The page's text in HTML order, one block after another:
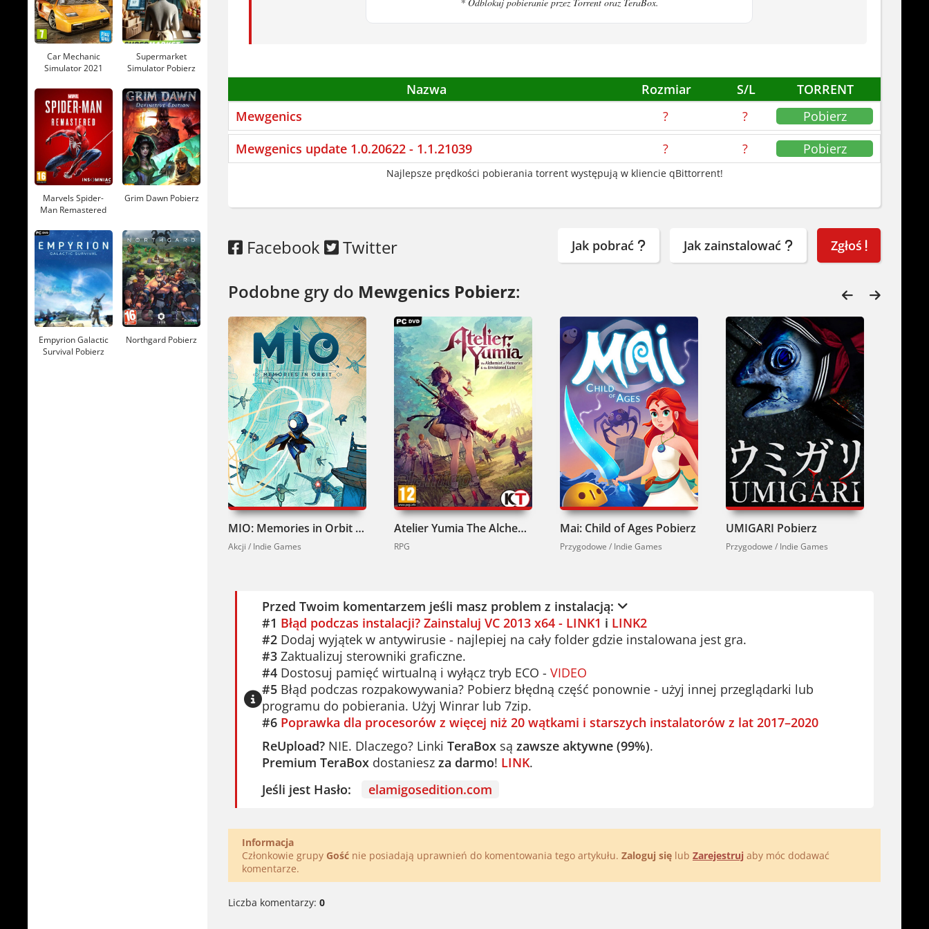
Nazwa Rozmiar S/L
TORRENT
Mewgenics
? ?
Pobierz
Mewgenics update 1.0.20622 - 1.1.21039
? ? Pobierz
Najlepsze prędkości pobierania torrent występują w kliencie qBittorrent!
Facebook Twitter Zgłoś
Jak zainstalować
Jak pobrać
Podobne gry do Mewgenics Pobierz:
MIO: Memories in Orbit Pobierz
Akcji / Indie Games
Atelier Yumia The Alchemist of Memories and the Envisioned Land Pobierz
RPG
Mai: Child of Ages Pobierz
Przygodowe / Indie Games
UMIGARI Pobierz
Przygodowe / Indie Games
Przed Twoim komentarzem jeśli masz problem z instalacją:
#1 Błąd podczas instalacji? Zainstaluj VC 2013 x64 - LINK1 i LINK2
#2 Dodaj wyjątek w antywirusie - najlepiej na cały folder gdzie instalowana jest gra.
#3 Zaktualizuj sterowniki graficzne.
#4 Dostosuj pamięć wirtualną i wyłącz tryb ECO - VIDEO
#5 Błąd podczas rozpakowywania? Pobierz błędną część ponownie - użyj innej przeglądarki lub
programu do pobierania. Użyj Winrar lub 7zip.
#6 Poprawka dla procesorów z więcej niż 20 wątkami i starszych instalatorów z lat 2017–2020
ReUpload? NIE. Dlaczego? Linki TeraBox są zawsze aktywne (99%).
Premium TeraBox dostaniesz za darmo! LINK.
Jeśli jest Hasło:
elamigosedition.com
Informacja
Członkowie grupy Gość nie posiadają uprawnień do komentowania tego artykułu. Zaloguj się lub Zarejestruj aby móc dodawać
komentarze.
Liczba komentarzy: 0
Car Mechanic
Simulator 2021
Supermarket
Simulator Pobierz
Marvels Spider-
Man Remastered
Grim Dawn Pobierz
Empyrion Galactic
Survival Pobierz
Northgard Pobierz